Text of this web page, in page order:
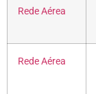
Rede Aérea
Rede Aérea